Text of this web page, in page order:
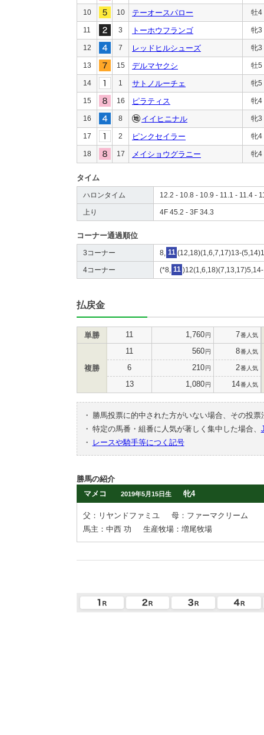
10 10 テーオースパロー 牡4
11 3 トーホウフランゴ 牝3
12 7 レッドヒルシューズ 牝3
13 15 デルマヤクシ 牡5
14 1 サトノルーチェ 牝5
15 16 ピラティス 牝4
16 8 イイヒニナル 牝3
17 2 ピンクセイラー 牝4
18 17 メイショウグラニー 牝4
タイム
ハロンタイム 12.2 - 10.8 - 10.9 - 11.1 - 11.4 -
上り 4F 45.2 - 3F 34.3
コーナー通過順位
3コーナー 8, 11 (12,18)(1,6,7,17)13-
4コーナー (*8, 11
払戻金
単勝 11 1,760円 7番人気
複勝
11 560円 8番人気
6 210円 2番人気
13 1,080円 14番人気
・
勝馬投票に的中された方がいない場合、その投
・ 特定の馬番・組番に人気が著しく集中した場合、
・
レースや騎手等につく記号
勝馬の紹介
マメコ
2019年5月15日生 牝4
父：リヤンドファミユ
母：ファーマクリーム
馬主：中西 功
生産牧場：増尾牧場